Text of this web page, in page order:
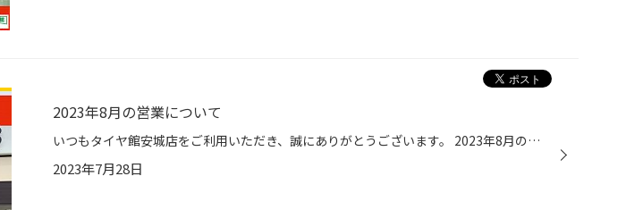
2023年8月の営業について
いつもタイヤ館安城店をご利用いただき、誠にありがとうございます。 2023年8月の営業についてご案内致します。 営業時間 10:30〜19:00 休業日 毎週水曜日 臨時休業のお知らせ 8/15（火）〜17（木）は夏季休業とさせていただきます。 オイル交換は極力「予約」をお願いします。 "お盆前"の直前とい...
2023年7月28日